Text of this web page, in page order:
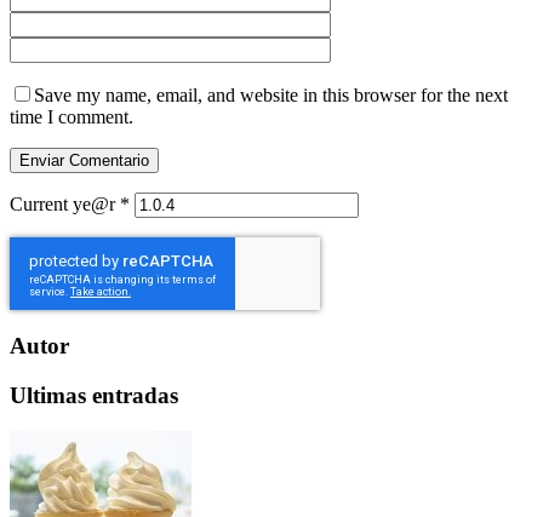
Save my name, email, and website in this browser for the next
time I comment.
Current ye@r *
Autor
Ultimas entradas